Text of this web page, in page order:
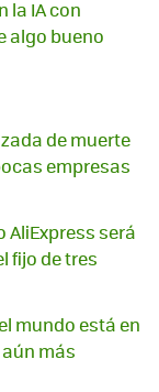
la IA con
algo bueno
de muerte
empresas
AliExpress será
fijo de tres
mundo está en
más